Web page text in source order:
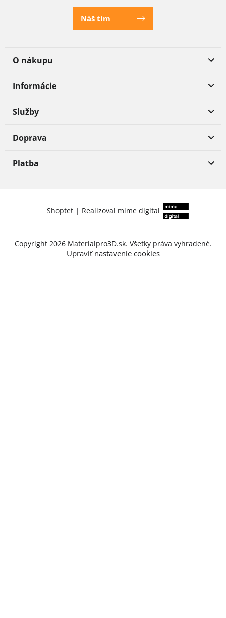
Náš tím
O nákupu
Informácie
Služby
Doprava
Platba
Shoptet | Realizoval mime digital
Copyright 2026 Materialpro3D.sk. Všetky práva vyhradené.
Upraviť nastavenie cookies